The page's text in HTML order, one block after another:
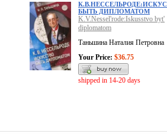
БЫТЬ ДИПЛОМАТОМ
K.V.Nessel'rode:Iskusstvo byt'
diplomatom
Таньшина Наталия Петровна
Your Price: $36.75
shipped in 14-20 days